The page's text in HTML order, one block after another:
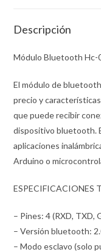
Descripción
Módulo Bluetooth Hc-
El módulo de
precio y
que puede recibir
dispositivo bluetooth.
aplicaciones
Arduino o
ESPECIFICACIONES
– Pines: 4 (RXD, TXD,
– Versión bluetooth:
– Modo esclavo (solo